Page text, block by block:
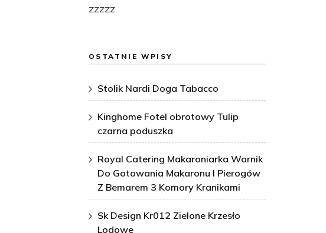
zzzzz
OSTATNIE WPISY
Stolik Nardi Doga Tabacco
Kinghome Fotel obrotowy Tulip
czarna poduszka
Royal Catering Makaroniarka Warnik
Do Gotowania Makaronu I Pierogów
Z Bemarem 3 Komory Kranikami
Sk Design Kr012 Zielone Krzesło
Lodowe